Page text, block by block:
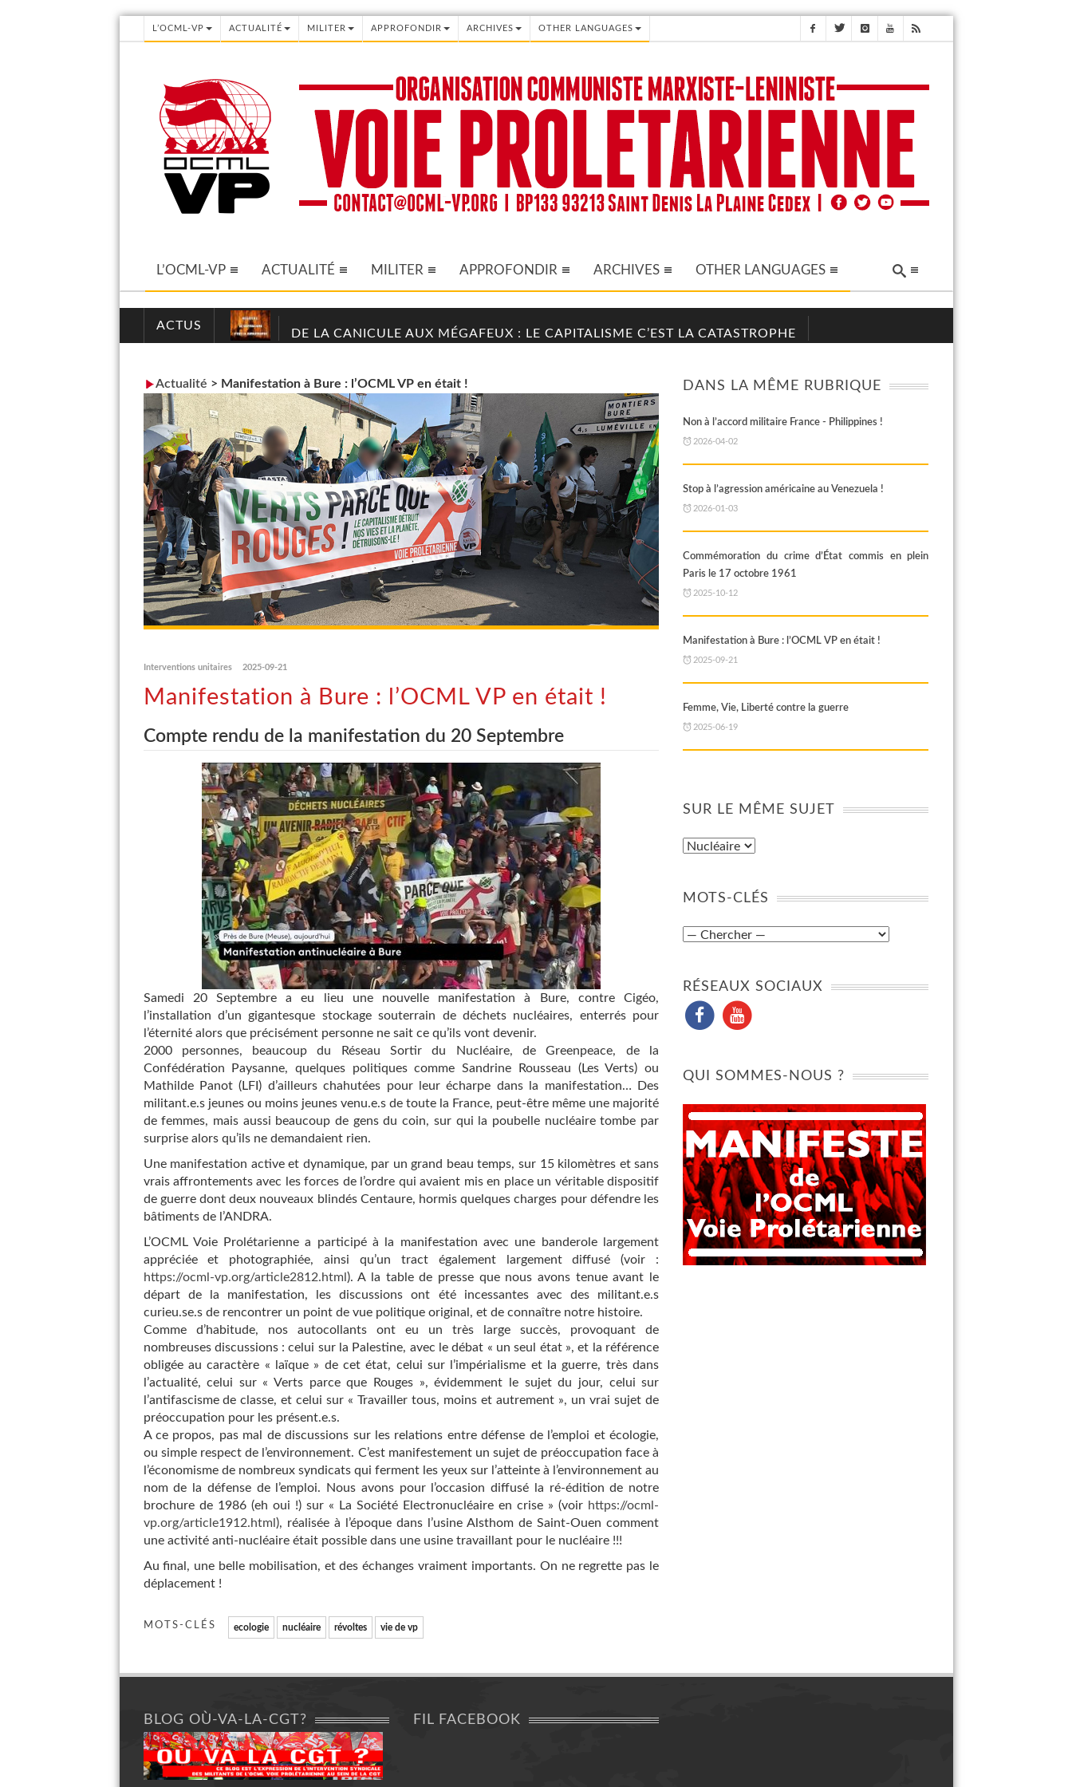
L’OCML-VP ACTUALITÉ MILITER APPROFONDIR ARCHIVES OTHER LANGUAGES
L’OCML-VP ACTUALITÉ MILITER APPROFONDIR ARCHIVES OTHER LANGUAGES
ACTUS
DE LA CANICULE AUX MÉGAFEUX : LE CAPITALISME C’EST LA CATASTROPHE
Actualité > Manifestation à Bure : l’OCML VP en était !
Interventions unitaires 2025-09-21
Manifestation à Bure : l’OCML VP en était !
Compte rendu de la manifestation du 20 Septembre
Samedi 20 Septembre a eu lieu une nouvelle manifestation à Bure, contre Cigéo,
l’installation d’un gigantesque stockage souterrain de déchets nucléaires, enterrés pour
l’éternité alors que précisément personne ne sait ce qu’ils vont devenir.
2000 personnes, beaucoup du Réseau Sortir du Nucléaire, de Greenpeace, de la
Confédération Paysanne, quelques politiques comme Sandrine Rousseau (Les Verts) ou
Mathilde Panot (LFI) d’ailleurs chahutées pour leur écharpe dans la manifestation… Des
militant.e.s jeunes ou moins jeunes venu.e.s de toute la France, peut-être même une majorité
de femmes, mais aussi beaucoup de gens du coin, sur qui la poubelle nucléaire tombe par
surprise alors qu’ils ne demandaient rien.
Une manifestation active et dynamique, par un grand beau temps, sur 15 kilomètres et sans
vrais affrontements avec les forces de l’ordre qui avaient mis en place un véritable dispositif
de guerre dont deux nouveaux blindés Centaure, hormis quelques charges pour défendre les
bâtiments de l’ANDRA.
L’OCML Voie Prolétarienne a participé à la manifestation avec une banderole largement
appréciée et photographiée, ainsi qu’un tract également largement diffusé (voir :
https://ocml-vp.org/article2812.html ). A la table de presse que nous avons tenue avant le
départ de la manifestation, les discussions ont été incessantes avec des militant.e.s
curieu.se.s de rencontrer un point de vue politique original, et de connaître notre histoire.
Comme d’habitude, nos autocollants ont eu un très large succès, provoquant de
nombreuses discussions : celui sur la Palestine, avec le débat « un seul état », et la référence
obligée au caractère « laïque » de cet état, celui sur l’impérialisme et la guerre, très dans
l’actualité, celui sur « Verts parce que Rouges », évidemment le sujet du jour, celui sur
l’antifascisme de classe, et celui sur « Travailler tous, moins et autrement », un vrai sujet de
préoccupation pour les présent.e.s.
A ce propos, pas mal de discussions sur les relations entre défense de l’emploi et écologie,
ou simple respect de l’environnement. C’est manifestement un sujet de préoccupation face à
l’économisme de nombreux syndicats qui ferment les yeux sur l’atteinte à l’environnement au
nom de la défense de l’emploi. Nous avons pour l’occasion diffusé la ré-édition de notre
brochure de 1986 (eh oui !) sur « La Société Electronucléaire en crise » (voir https://ocml-
vp.org/article1912.html ), réalisée à l’époque dans l’usine Alsthom de Saint-Ouen comment
une activité anti-nucléaire était possible dans une usine travaillant pour le nucléaire !!!
Au final, une belle mobilisation, et des échanges vraiment importants. On ne regrette pas le
déplacement !
MOTS-CLÉS ecologie nucléaire révoltes vie de vp
DANS LA MÊME RUBRIQUE
Non à l’accord militaire France - Philippines !
2026-04-02
Stop à l’agression américaine au Venezuela !
2026-01-03
Commémoration du crime d’État commis en plein
Paris le 17 octobre 1961
2025-10-12
Manifestation à Bure : l’OCML VP en était !
2025-09-21
Femme, Vie, Liberté contre la guerre
2025-06-19
SUR LE MÊME SUJET
MOTS-CLÉS
RÉSEAUX SOCIAUX
QUI SOMMES-NOUS ?
BLOG OÙ-VA-LA-CGT? FIL FACEBOOK